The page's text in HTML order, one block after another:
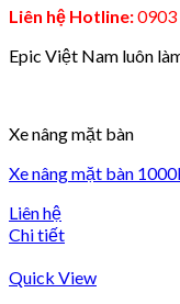
Liên hệ Hotline:0903
Epic Việt Nam luôn
Xe nâng mặt bàn
Xe nâng mặt bàn
Liên hệ
Chi tiết
Quick View